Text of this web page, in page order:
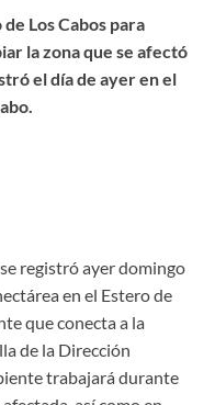
Los Cabos para
la zona que se afectó
el día de ayer en el
registró ayer domingo
en el Estero de
que conecta a la
de la Dirección
trabajará durante